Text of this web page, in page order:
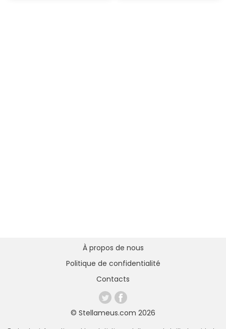
© Stellameus.com 2026
À propos de nous
Politique de confidentialité
Contacts